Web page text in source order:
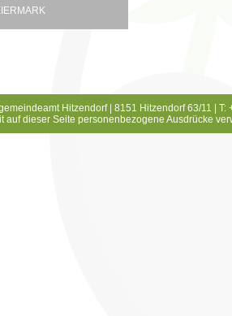
Hitzendorf | 8151 Hitzendorf 63/11 |
auf dieser Seite personenbezogene Ausdrücke